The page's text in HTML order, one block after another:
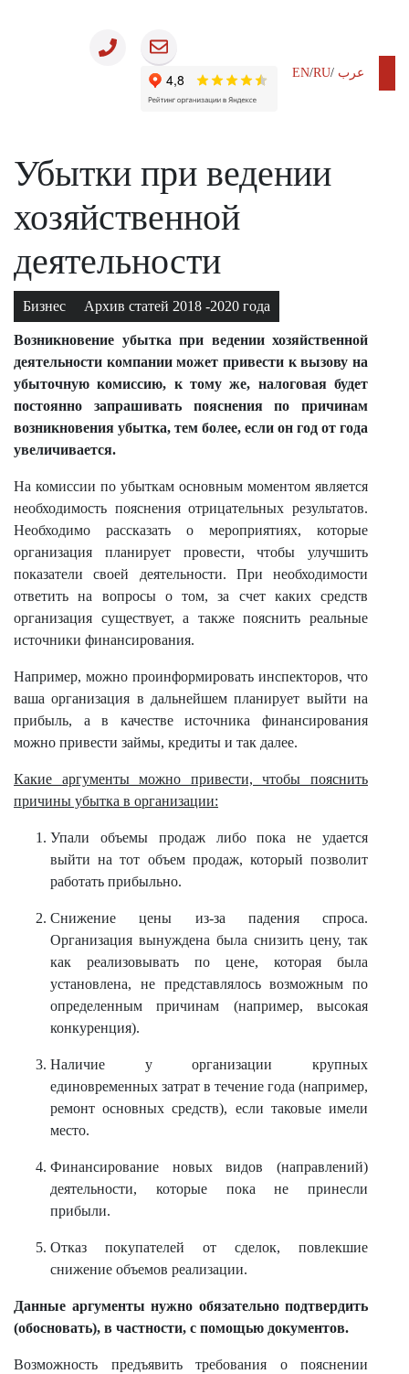
EN/RU/ عرب
Убытки при ведении
хозяйственной
деятельности
Бизнес Архив статей 2018 -2020 года
Возникновение убытка при ведении хозяйственной
деятельности компании может привести к вызову на
убыточную комиссию, к тому же, налоговая будет
постоянно запрашивать пояснения по причинам
возникновения убытка, тем более, если он год от года
увеличивается.
На комиссии по убыткам основным моментом является
необходимость пояснения отрицательных результатов.
Необходимо рассказать о мероприятиях, которые
организация планирует провести, чтобы улучшить
показатели своей деятельности. При необходимости
ответить на вопросы о том, за счет каких средств
организация существует, а также пояснить реальные
источники финансирования.
Например, можно проинформировать инспекторов, что
ваша организация в дальнейшем планирует выйти на
прибыль, а в качестве источника финансирования
можно привести займы, кредиты и так далее.
Какие аргументы можно привести, чтобы пояснить
причины убытка в организации:
Упали объемы продаж либо пока не удается
выйти на тот объем продаж, который позволит
работать прибыльно.
Снижение цены из-за падения спроса.
Организация вынуждена была снизить цену, так
как реализовывать по цене, которая была
установлена, не представлялось возможным по
определенным причинам (например, высокая
конкуренция).
Наличие у организации крупных
единовременных затрат в течение года (например,
ремонт основных средств), если таковые имели
место.
Финансирование новых видов (направлений)
деятельности, которые пока не принесли
прибыли.
Отказ покупателей от сделок, повлекшие
снижение объемов реализации.
Данные аргументы нужно обязательно подтвердить
(обосновать), в частности, с помощью документов.
Возможность предъявить требования о пояснении